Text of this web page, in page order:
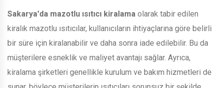
Sakarya'da mazotlu ısıtıcı kiralama olarak tabir edilen
kiralık mazotlu ısıtıcılar, kullanıcıların ihtiyaçlarına göre belirli
bir süre için kiralanabilir ve daha sonra iade edilebilir. Bu da
müşterilere esneklik ve maliyet avantajı sağlar. Ayrıca,
kiralama şirketleri genellikle kurulum ve bakım hizmetleri de